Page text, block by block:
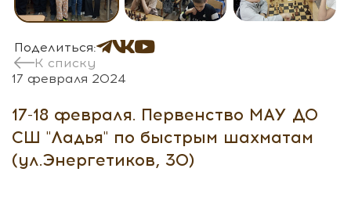
К списку
Поделиться:
17 февраля 2024
17-18 февраля. Первенство МАУ ДО
СШ "Ладья" по быстрым шахматам
(ул.Энергетиков, 30)